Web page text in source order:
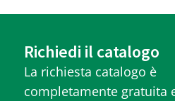
Richiedi il catalogo
La richiesta catalogo è
completamente gratuita